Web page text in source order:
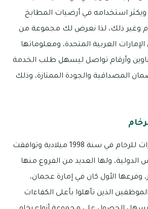
ويكثر استخدامه في أرضيات المطابخ
وغير ذلك، لذا نعرض لك مجموعة من
العربية المتحدة، ومعلوماتها
وأرقام تواصل ليسهل طلب الخدمة
المصداقية والجودة الممتازة، وذلك
تأسست شركة الإمارات للرخام في سنة 1998 ميلادية وتوافقت
الدولية، ولها العديد من الفروع منها
وفرعها الأول كان في إمارة عجمان،
الذين تأهلوا بأعلى الكفاءات